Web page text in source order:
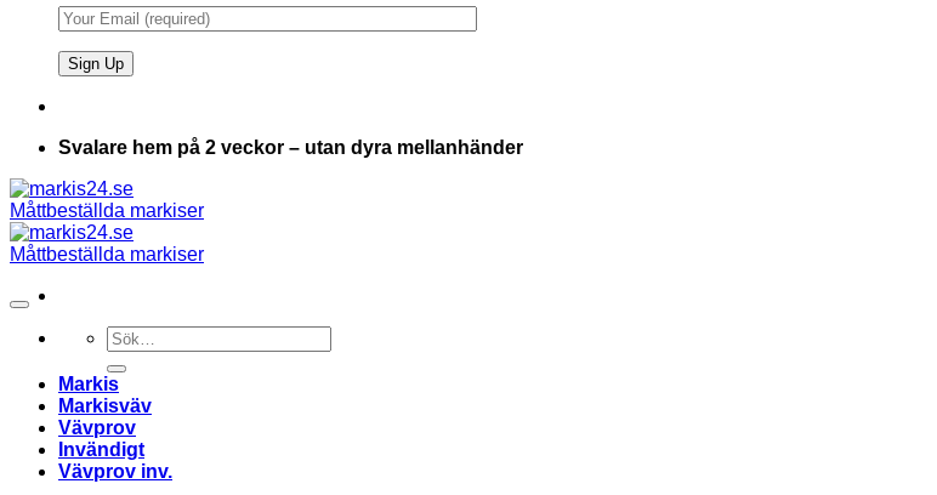
Svalare hem på 2 veckor – utan dyra mellanhänder
Sök
efter:
Markis
Markisväv
Vävprov
Invändigt
Vävprov inv.